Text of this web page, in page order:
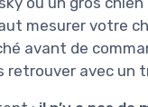
mesurer votre
avant de
retrouver avec un